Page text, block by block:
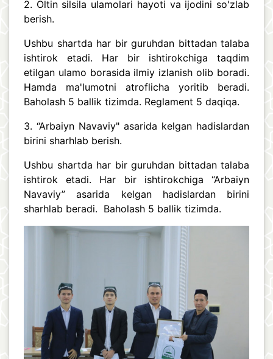
2. Oltin silsila ulamolari hayoti va ijodini so'zlab
berish.
Ushbu shartda har bir guruhdan bittadan talaba
ishtirok etadi. Har bir ishtirokchiga taqdim
etilgan ulamo borasida ilmiy izlanish olib boradi.
Hamda ma'lumotni atroflicha yoritib beradi.
Baholash 5 ballik tizimda. Reglament 5 daqiqa.
3. “Arbaiyn Navaviy" asarida kelgan hadislardan
birini sharhlab berish.
Ushbu shartda har bir guruhdan bittadan talaba
ishtirok etadi. Har bir ishtirokchiga “Arbaiyn
Navaviy” asarida kelgan hadislardan birini
sharhlab beradi. Baholash 5 ballik tizimda.